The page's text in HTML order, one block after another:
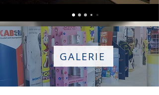
GALERIE